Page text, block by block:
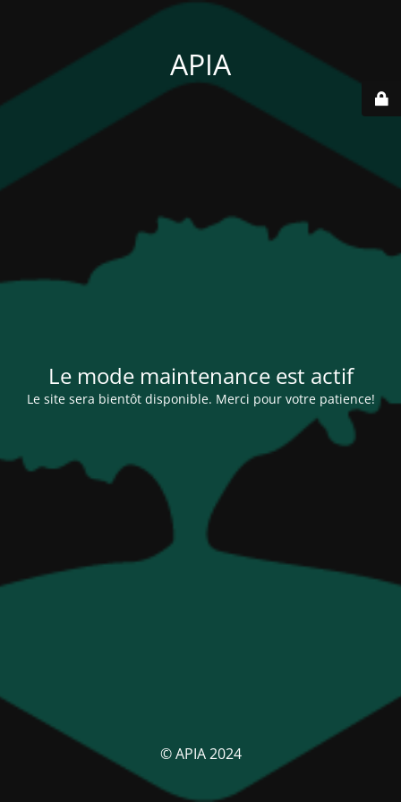
APIA
Le mode maintenance est actif
Le site sera bientôt disponible. Merci pour votre patience!
© APIA 2024